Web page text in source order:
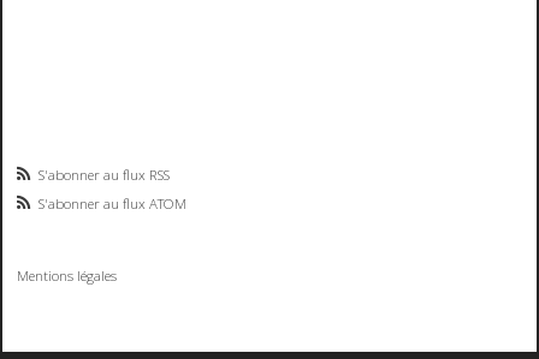
S'abonner au flux RSS
S'abonner au flux ATOM
Mentions légales